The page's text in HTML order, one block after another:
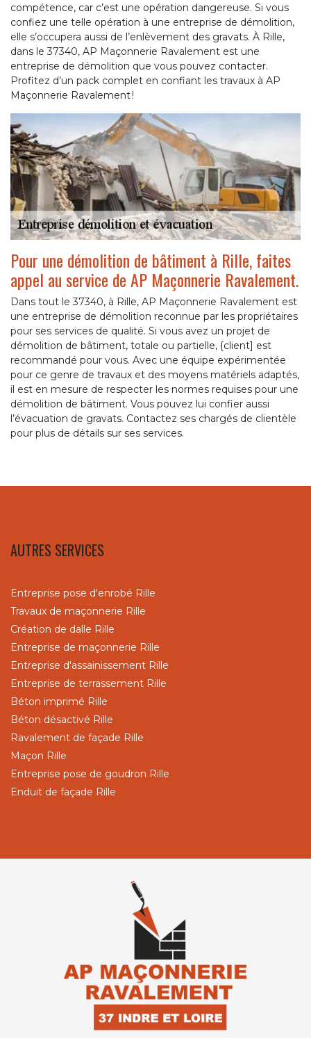
compétence, car c’est une opération dangereuse. Si vous
confiez une telle opération à une entreprise de démolition,
elle s’occupera aussi de l’enlèvement des gravats. À Rille,
dans le 37340, AP Maçonnerie Ravalement est une
entreprise de démolition que vous pouvez contacter.
Profitez d’un pack complet en confiant les travaux à AP
Maçonnerie Ravalement !
Pour une démolition de bâtiment à Rille, faites
appel au service de AP Maçonnerie Ravalement.
Dans tout le 37340, à Rille, AP Maçonnerie Ravalement est
une entreprise de démolition reconnue par les propriétaires
pour ses services de qualité. Si vous avez un projet de
démolition de bâtiment, totale ou partielle, {client] est
recommandé pour vous. Avec une équipe expérimentée
pour ce genre de travaux et des moyens matériels adaptés,
il est en mesure de respecter les normes requises pour une
démolition de bâtiment. Vous pouvez lui confier aussi
l’évacuation de gravats. Contactez ses chargés de clientèle
pour plus de détails sur ses services.
AUTRES SERVICES
Entreprise pose d'enrobé Rille
Travaux de maçonnerie Rille
Création de dalle Rille
Entreprise de maçonnerie Rille
Entreprise d'assainissement Rille
Entreprise de terrassement Rille
Béton imprimé Rille
Béton désactivé Rille
Ravalement de façade Rille
Maçon Rille
Entreprise pose de goudron Rille
Enduit de façade Rille